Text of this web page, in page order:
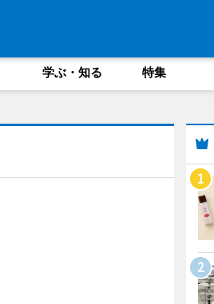
学ぶ・知る 特集